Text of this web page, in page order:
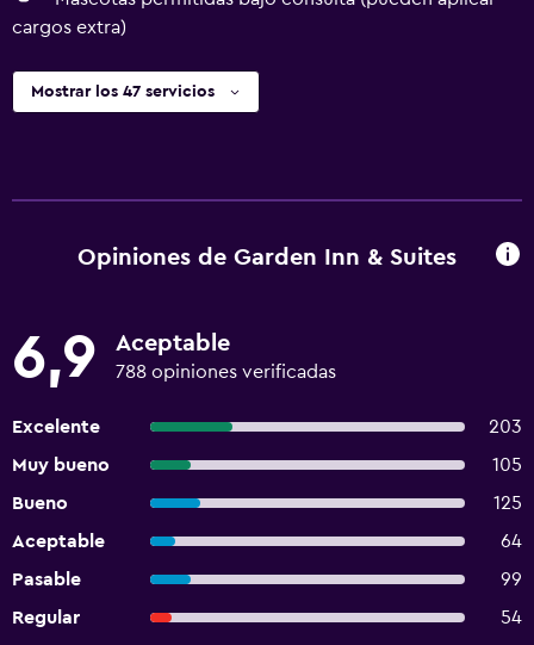
cargos extra)
Mostrar los 47 servicios
Opiniones de Garden Inn & Suites
6,9 Aceptable
788 opiniones verificadas
Excelente
203
Muy bueno
105
Bueno
125
Aceptable
64
Pasable
99
Regular
54